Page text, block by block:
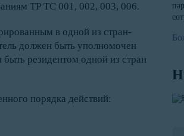
ТР ТС 001, 002, 003, 006.
в одной из стран-
должен быть уполномочен
резидентом одной из стран
порядка действий: